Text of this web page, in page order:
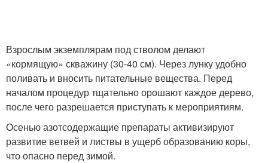
Взрослым экземплярам под стволом делают
«кормящую» скважину (30-40 см). Через лунку удобно
поливать и вносить питательные вещества. Перед
началом процедур тщательно орошают каждое дерево,
после чего разрешается приступать к мероприятиям.
Осенью азотсодержащие препараты активизируют
развитие ветвей и листвы в ущерб образованию коры,
что опасно перед зимой.